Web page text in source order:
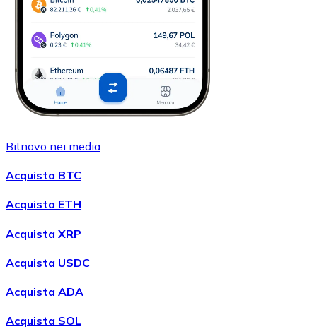
Bitnovo nei media
Acquista BTC
Acquista ETH
Acquista XRP
Acquista USDC
Acquista ADA
Acquista SOL